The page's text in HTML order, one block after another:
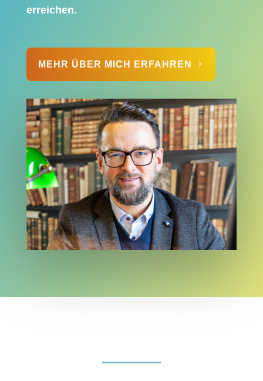
erreichen.
MEHR ÜBER MICH ERFAHREN